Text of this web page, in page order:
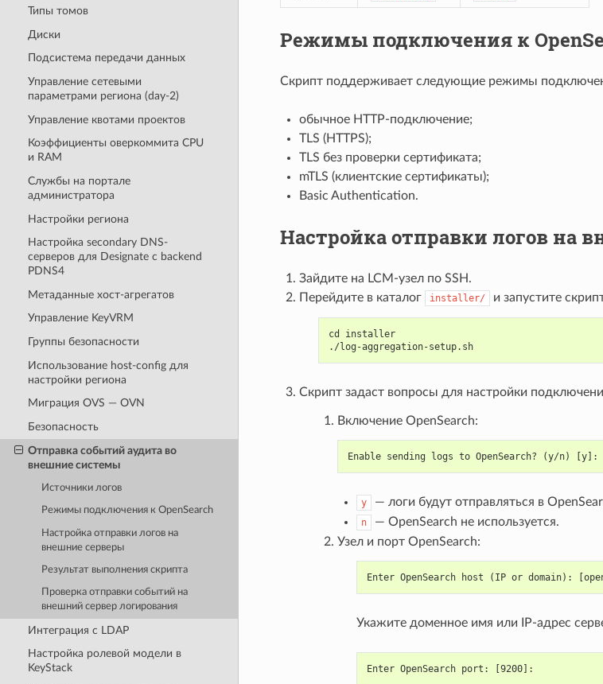
Типы томов
Диски
Подсистема передачи данных
Управление сетевыми
параметрами региона (day-2)
Управление квотами проектов
Коэффициенты оверкоммита CPU
и RAM
Службы на портале
администратора
Настройки региона
Настройка secondary DNS-
серверов для Designate с backend
PDNS4
Метаданные хост-агрегатов
Управление KeyVRM
Группы безопасности
Использование host-config для
настройки региона
Миграция OVS — OVN
Безопасность
Отправка событий аудита во
внешние системы
Источники логов
Режимы подключения к OpenSearch
Настройка отправки логов на
внешние серверы
Результат выполнения скрипта
Проверка отправки событий на
внешний сервер логирования
Интеграция с LDAP
Настройка ролевой модели в
KeyStack
Режимы подключения к
Скрипт поддерживает следующие режимы
обычное HTTP-подключение;
TLS (HTTPS);
TLS без проверки сертификата;
mTLS (клиентские сертификаты);
Basic Authentication.
Настройка отправки логов на
Зайдите на LCM-узел по SSH.
Перейдите в каталог
installer/ и запустите
cd installer
./log-aggregation-setup.sh
Скрипт задаст вопросы для настройки
Включение OpenSearch:
Enable sending logs to OpenSearch? (y/n) [y]:
y — логи будут отправляться в
n
— OpenSearch не используется.
Узел и порт OpenSearch:
Enter OpenSearch host (IP or domain):
Укажите доменное имя или IP-адрес
Enter OpenSearch port: [9200]: